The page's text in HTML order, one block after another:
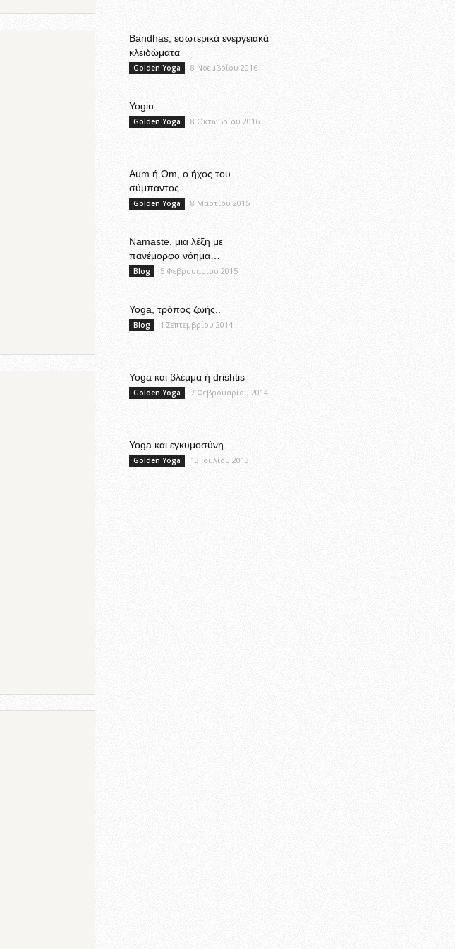
Bandhas, εσωτερικά ενεργειακά
κλειδώματα
Golden Yoga 8 Νοεμβρίου 2016
Yogin
Golden Yoga 8 Οκτωβρίου 2016
Aum ή Om, ο ήχος του
σύμπαντος
Golden Yoga 8 Μαρτίου 2015
Namaste, μια λέξη με
πανέμορφο νόημα…
Blog 5 Φεβρουαρίου 2015
Yoga, τρόπος ζωής..
Blog 1 Σεπτεμβρίου 2014
Yoga και βλέμμα ή drishtis
Golden Yoga 7 Φεβρουαρίου 2014
Yoga και εγκυμοσύνη
Golden Yoga 13 Ιουλίου 2013